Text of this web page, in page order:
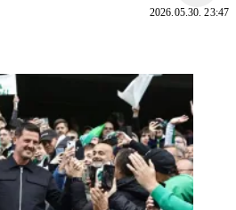
2026.05.30. 23:47